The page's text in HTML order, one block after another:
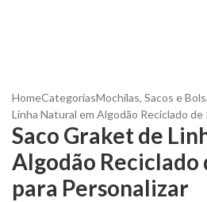
HomeCategoriasMochilas, Sacos e
Linha Natural em Algodão Reciclado
Saco Graket de
Algodão Reciclado
para Personalizar